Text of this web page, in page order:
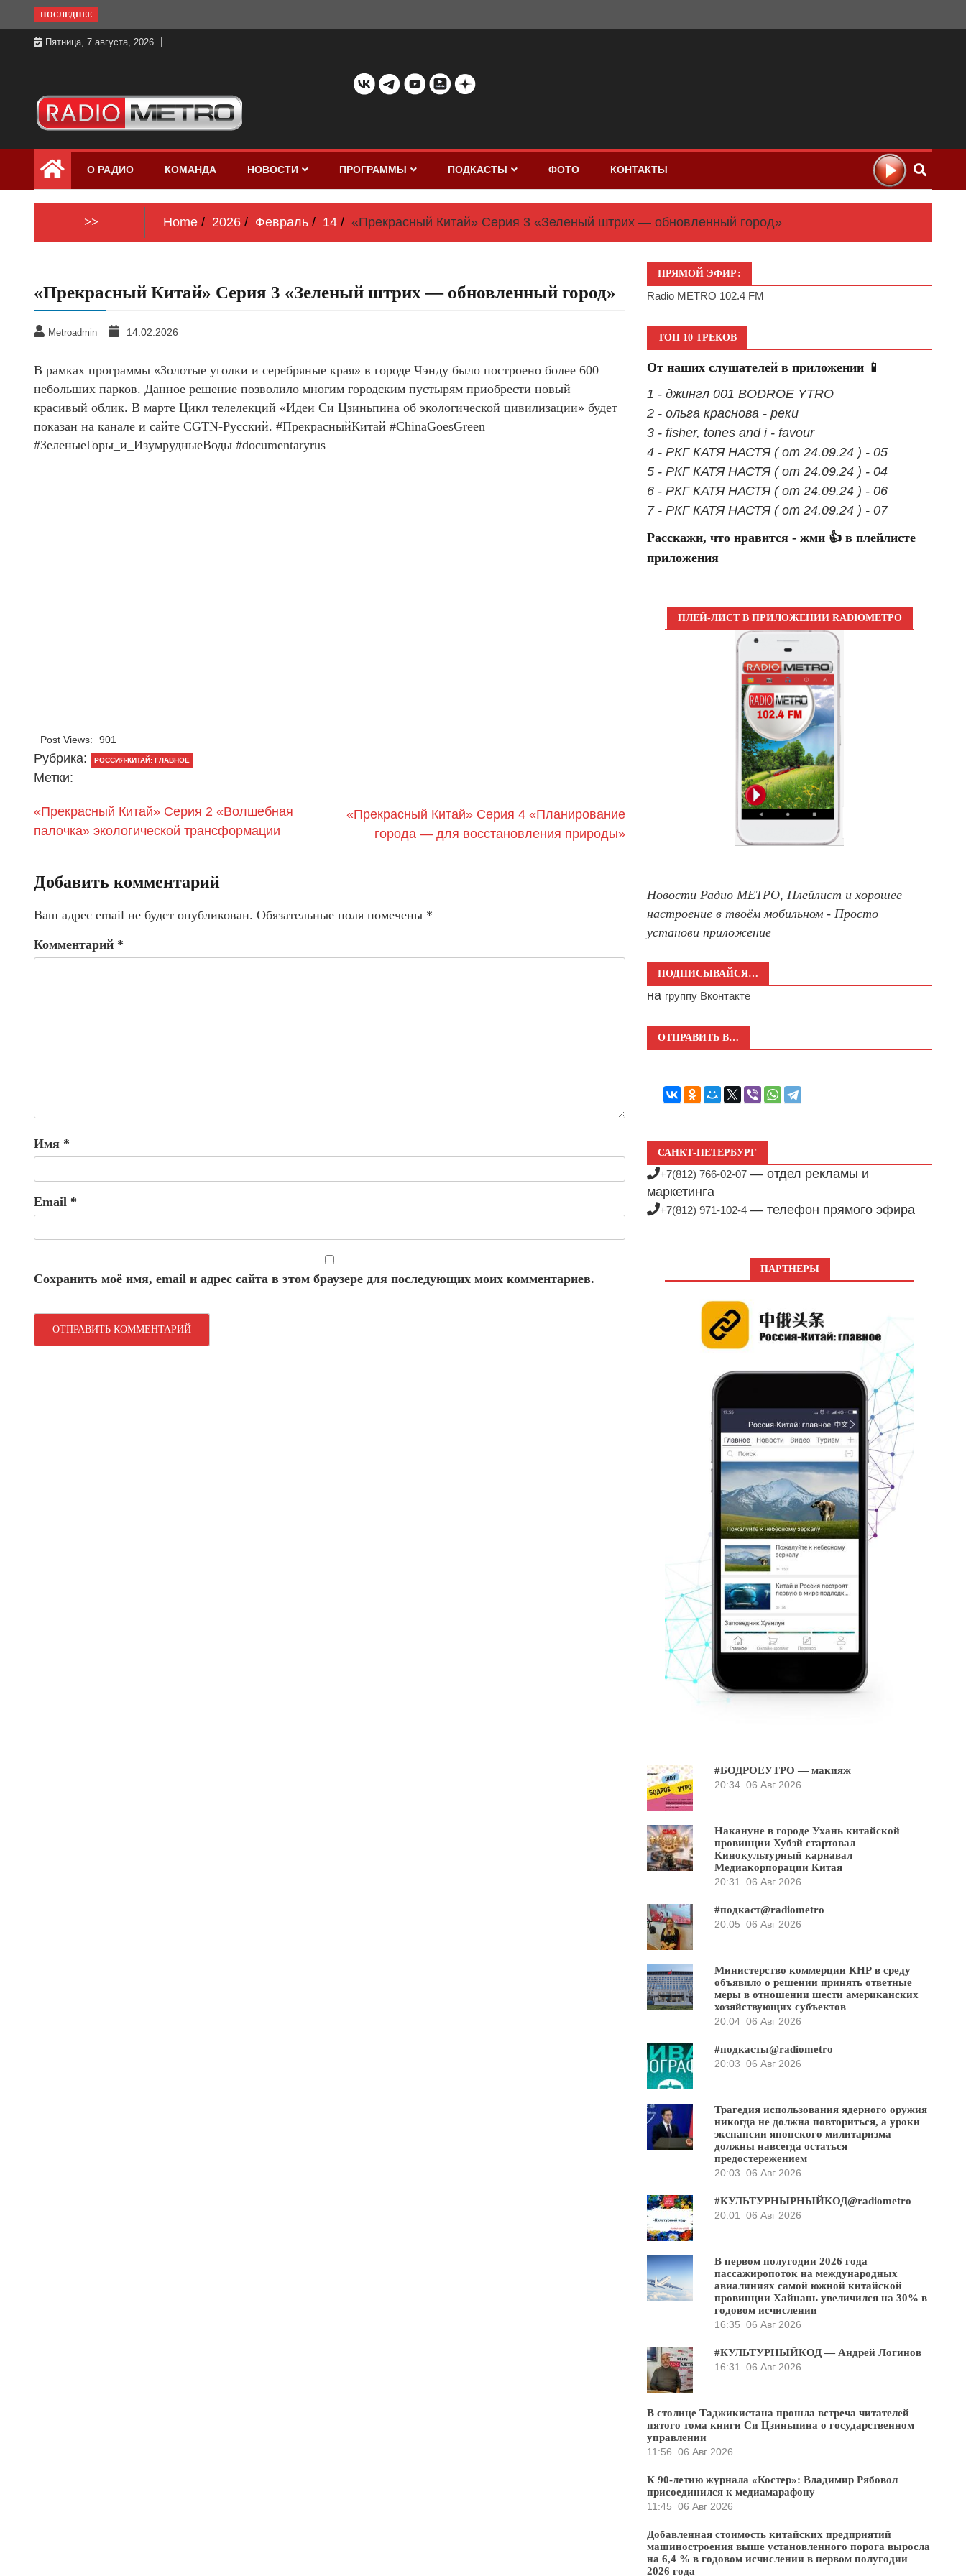
to
content
ПОСЛЕДНЕЕ
Пятница, 7 августа, 2026
Радио МЕТРО
бесплатно в хорошем качестве Санкт-
Петербург и Россия
О РАДИО КОМАНДА НОВОСТИ ПРОГРАММЫ ПОДКАСТЫ ФОТО КОНТАКТЫ
>> Home 2026 Февраль 14 «Прекрасный Китай» Серия 3 «Зеленый штрих — обновленный город»
«Прекрасный Китай» Серия 3 «Зеленый штрих — обновленный город»
Metroadmin 14.02.2026
В рамках программы «Золотые уголки и серебряные края» в городе Чэнду было построено более 600
небольших парков. Данное решение позволило многим городским пустырям приобрести новый
красивый облик. В марте Цикл телелекций «Идеи Си Цзиньпина об экологической цивилизации» будет
показан на канале и сайте CGTN-Русский. #ПрекрасныйКитай #ChinaGoesGreen
#ЗеленыеГоры_и_ИзумрудныеВоды #documentaryrus
Post Views: 901
Рубрика: РОССИЯ-КИТАЙ: ГЛАВНОЕ
Метки:
«Прекрасный Китай» Серия 2 «Волшебная
палочка» экологической трансформации
«Прекрасный Китай» Серия 4 «Планирование
города — для восстановления природы»
Добавить комментарий
Ваш адрес email не будет опубликован. Обязательные поля помечены *
Комментарий *
Имя *
Email *
Сохранить моё имя, email и адрес сайта в этом браузере для последующих моих комментариев.
ПРЯМОЙ ЭФИР:
Radio METRO 102.4 FM
ТОП 10 ТРЕКОВ
От наших слушателей в приложении 📱
1 - джингл 001 BODROE YTRO
2 - ольга краснова - реки
3 - fisher, tones and i - favour
4 - РКГ КАТЯ НАСТЯ ( от 24.09.24 ) - 05
5 - РКГ КАТЯ НАСТЯ ( от 24.09.24 ) - 04
6 - РКГ КАТЯ НАСТЯ ( от 24.09.24 ) - 06
7 - РКГ КАТЯ НАСТЯ ( от 24.09.24 ) - 07
Расскажи, что нравится - жми 👍 в плейлисте
приложения
ПЛЕЙ-ЛИСТ В ПРИЛОЖЕНИИ RADIOМЕТРО
Новости Радио МЕТРО, Плейлист и хорошее
настроение в твоём мобильном - Просто
установи приложение
ПОДПИСЫВАЙСЯ…
на группу Вконтакте
ОТПРАВИТЬ В…
САНКТ-ПЕТЕРБУРГ
+7(812) 766-02-07 — отдел рекламы и
маркетинга
+7(812) 971-102-4 — телефон прямого эфира
ПАРТНЕРЫ
#БОДРОЕУТРО — макияж
20:34 06 Авг 2026
Накануне в городе Ухань китайской
провинции Хубэй стартовал
Кинокультурный карнавал
Медиакорпорации Китая
20:31
06 Авг 2026
#подкаст@radiometro
20:05 06 Авг 2026
Министерство коммерции КНР в среду
объявило о решении принять ответные
меры в отношении шести американских
хозяйствующих субъектов
20:04 06 Авг 2026
#подкасты@radiometro
20:03 06 Авг 2026
Трагедия использования ядерного оружия
никогда не должна повториться, а уроки
экспансии японского милитаризма
должны навсегда остаться
предостережением
20:03 06 Авг 2026
#КУЛЬТУРНЫРНЫЙКОД@radiometro
20:01
06 Авг 2026
В первом полугодии 2026 года
пассажиропоток на международных
авиалиниях самой южной китайской
провинции Хайнань увеличился на 30% в
годовом исчислении
16:35 06 Авг 2026
#КУЛЬТУРНЫЙКОД — Андрей Логинов
16:31
06 Авг 2026
В столице Таджикистана прошла встреча читателей
пятого тома книги Си Цзиньпина о государственном
управлении
11:56 06 Авг 2026
К 90-летию журнала «Костер»: Владимир Рябовол
присоединился к медиамарафону
11:45 06 Авг 2026
Добавленная стоимость китайских предприятий
машиностроения выше установленного порога выросла
на 6,4 % в годовом исчислении в первом полугодии
2026 года